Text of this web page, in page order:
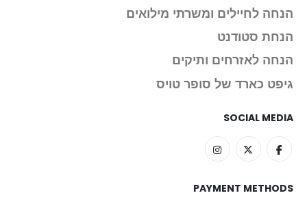
הנחה לחיילים ומשרתי מילואים
הנחת סטודנט
הנחה לאזרחים ותיקים
גיפט כארד של סופר טויס
SOCIAL MEDIA
PAYMENT METHODS